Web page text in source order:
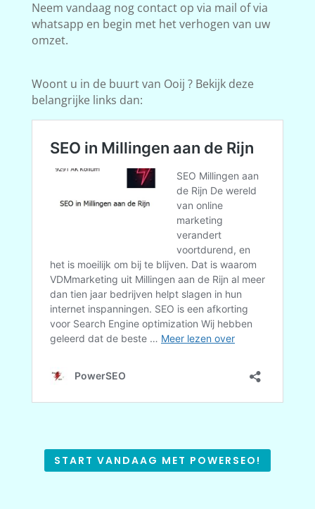
Neem vandaag nog contact op via mail of via
whatsapp en begin met het verhogen van uw
omzet.
Woont u in de buurt van Ooij ? Bekijk deze
belangrijke links dan:
START VANDAAG MET POWERSEO!